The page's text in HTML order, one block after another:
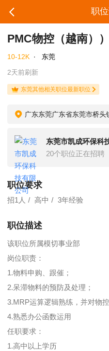
职
PMC物控（越南））
10-12K ·
东莞
2天前刷新
东莞其他相关职位最新职位
东莞市凯成环保科
20个职位正在招聘
职位要求
招1人 高中 3年经验
职位描述
该职位所属模切事业部
岗位职责：
1.物料申购、跟催；
2.呆滞物料的预防及处理；
3.MRP运算逻辑熟练，并对物
4.熟悉办公函数运用
任职要求：
1.高中以上学历